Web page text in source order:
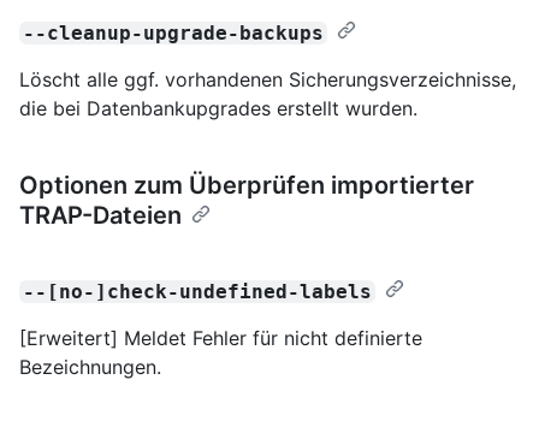
--cleanup-upgrade-backups
Löscht alle ggf. vorhandenen Sicherungsverzeichnisse,
die bei Datenbankupgrades erstellt wurden.
Optionen zum Überprüfen importierter
TRAP-Dateien
--[no-]check-undefined-labels
[Erweitert] Meldet Fehler für nicht definierte
Bezeichnungen.